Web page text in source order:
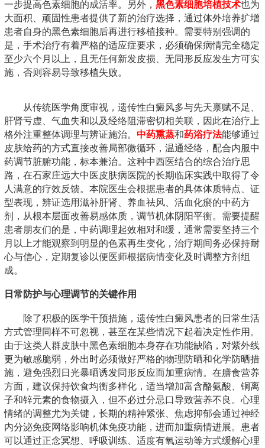
一步提高色素细胞的成活率。另外， 黑色素细胞培植技术也为
大面积、顽固性患者提供了新的治疗选择，通过体外培养扩增
患者自身的黑色素细胞后再进行移植接种。需要特别强调的
是，手术治疗有着严格的适应症要求，必须确保病情完全稳定
至少六个月以上，且无任何新发皮损、无同形反应发生方可实
施，否则容易导致移植失败。
从传统医学角度审视，遗传性白癜风多与先天禀赋不足、
肝肾亏虚、气血失和以及经络阻滞密切相关联，因此在治疗上
格外注重整体调理与辨证施治。 中药熏蒸和药浴疗法能够通过
皮肤给药的方式直接改善局部微循环，温通经络，配合内服中
药调节脏腑功能，标本兼治。这种中西医结合的综合治疗思
路，在石家庄远大中医皮肤病医院的长期临床实践中取得了令
人满意的疗效反馈。本院医生会根据患者的具体体质特点、证
型表现，辨证选用滋补肝肾、养血祛风、活血化瘀的中药方
剂，从根本层面改善易感体质，调节机体阴阳平衡。需要提醒
患者朋友们的是，中药调理起效相对和缓，通常需要坚持三个
月以上才能观察到明显的色素再生变化，治疗期间务必保持耐
心与信心，定期复诊以便医师根据病情变化及时调整方剂组
成。
日常防护与心理调节的关键作用
除了积极的医学干预措施，遗传性白癜风患者的日常生活
方式管理同样不可忽视，甚至在某些情况下起着决定性作用。
由于这类人群皮肤中黑色素细胞本身存在功能缺陷，对紫外线
更为敏感脆弱，外出时必须做好严格的物理防晒和化学防晒措
施，避免强烈日光暴晒诱发同形反应而加重病情。在膳食营养
方面，建议保持饮食均衡多样化，适当增加富含酪氨酸、铜离
子和锌元素的食物摄入，但不必过分忌口导致营养不良。心理
情绪的调整尤为关键，长期的精神紧张、焦虑抑郁会通过神经
内分泌免疫网络影响机体免疫功能，进而加重病情进展。患者
可以通过正念冥想、呼吸训练、适度有氧运动等方式缓解心理